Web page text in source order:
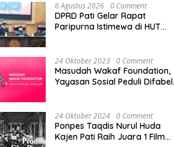
6 Agustus 2026 0 Comment
DPRD Pati Gelar Rapat
Paripurna Istimewa di HUT
24 Oktober 2023 0 Comment
Masudah Wakaf Foundation,
Yayasan Sosial Peduli Difabel
24 Oktober 2024 0 Comment
Ponpes Taqdis Nurul Huda
Kajen Pati Raih Juara 1 Film